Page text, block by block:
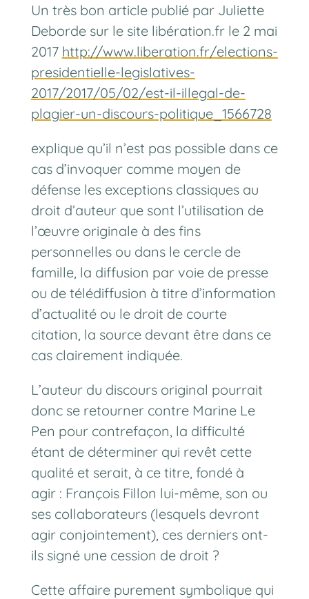
Un très bon article publié par Juliette
Deborde sur le site libération.fr le 2 mai
2017 http://www.liberation.fr/elections-
presidentielle-legislatives-
2017/2017/05/02/est-il-illegal-de-
plagier-un-discours-politique_1566728
explique qu’il n’est pas possible dans ce
cas d’invoquer comme moyen de
défense les exceptions classiques au
droit d’auteur que sont l’utilisation de
l’œuvre originale à des fins
personnelles ou dans le cercle de
famille, la diffusion par voie de presse
ou de télédiffusion à titre d’information
d’actualité ou le droit de courte
citation, la source devant être dans ce
cas clairement indiquée.
L’auteur du discours original pourrait
donc se retourner contre Marine Le
Pen pour contrefaçon, la difficulté
étant de déterminer qui revêt cette
qualité et serait, à ce titre, fondé à
agir : François Fillon lui-même, son ou
ses collaborateurs (lesquels devront
agir conjointement), ces derniers ont-
ils signé une cession de droit ?
Cette affaire purement symbolique qui